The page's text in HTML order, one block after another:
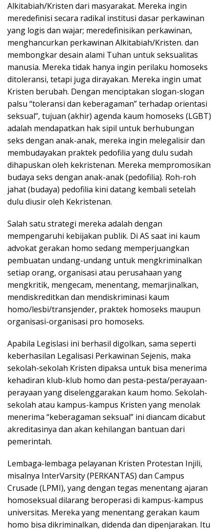
Alkitabiah/Kristen dari masyarakat. Mereka ingin
meredefinisi secara radikal institusi dasar perkawinan
yang logis dan wajar; meredefinisikan perkawinan,
menghancurkan perkawinan Alkitabiah/Kristen. dan
membongkar desain alami Tuhan untuk seksualitas
manusia. Mereka tidak hanya ingin perilaku homoseks
ditoleransi, tetapi juga dirayakan. Mereka ingin umat
Kristen berubah. Dengan menciptakan slogan-slogan
palsu “toleransi dan keberagaman” terhadap orientasi
seksual”, tujuan (akhir) agenda kaum homoseks (LGBT)
adalah mendapatkan hak sipil untuk berhubungan
seks dengan anak-anak, mereka ingin melegalisir dan
membudayakan praktek pedofilia yang dulu sudah
dihapuskan oleh kekristenan. Mereka mempromosikan
budaya seks dengan anak-anak (pedofilia). Roh-roh
jahat (budaya) pedofilia kini datang kembali setelah
dulu diusir oleh Kekristenan.
Salah satu strategi mereka adalah dengan
mempengaruhi kebijakan publik. Di AS saat ini kaum
advokat gerakan homo sedang memperjuangkan
pembuatan undang-undang untuk mengkriminalkan
setiap orang, organisasi atau perusahaan yang
mengkritik, mengecam, menentang, memarjinalkan,
mendiskreditkan dan mendiskriminasi kaum
homo/lesbi/transjender, praktek homoseks maupun
organisasi-organisasi pro homoseks.
Apabila Legislasi ini berhasil digolkan, sama seperti
keberhasilan Legalisasi Perkawinan Sejenis, maka
sekolah-sekolah Kristen dipaksa untuk bisa menerima
kehadiran klub-klub homo dan pesta-pesta/perayaan-
perayaan yang diselenggarakan kaum homo. Sekolah-
sekolah atau kampus-kampus Kristen yang menolak
menerima “keberagaman seksual” ini diancam dicabut
akreditasinya dan akan kehilangan bantuan dari
pemerintah.
Lembaga-lembaga pelayanan Kristen Protestan Injili,
misalnya InterVarsity (PERKANTAS) dan Campus
Crusade (LPMI), yang dengan tegas menentang ajaran
homoseksual dilarang beroperasi di kampus-kampus
universitas. Mereka yang menentang gerakan kaum
homo bisa dikriminalkan, didenda dan dipenjarakan. Itu